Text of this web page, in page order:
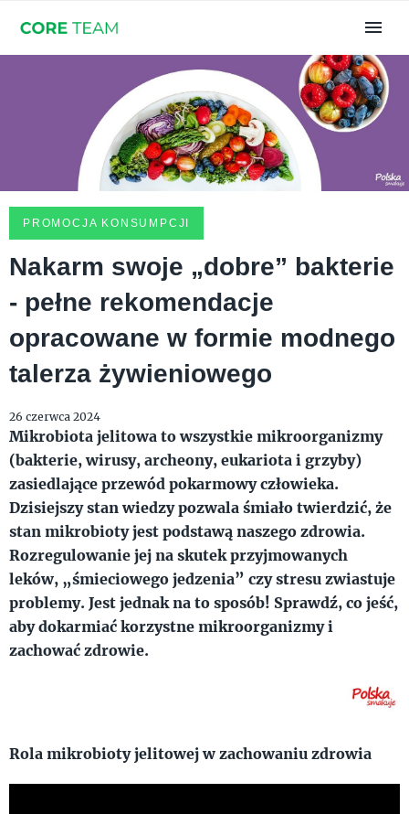
PROMOCJA KONSUMPCJI
Nakarm swoje „dobre” bakterie
- pełne rekomendacje
opracowane w formie modnego
talerza żywieniowego
26 czerwca 2024
Mikrobiota jelitowa to wszystkie mikroorganizmy
(bakterie, wirusy, archeony, eukariota i grzyby)
zasiedlające przewód pokarmowy człowieka.
Dzisiejszy stan wiedzy pozwala śmiało twierdzić, że
stan mikrobioty jest podstawą naszego zdrowia.
Rozregulowanie jej na skutek przyjmowanych
leków, „śmieciowego jedzenia” czy stresu zwiastuje
problemy. Jest jednak na to sposób! Sprawdź, co jeść,
aby dokarmiać korzystne mikroorganizmy i
zachować zdrowie.
Rola mikrobioty jelitowej w zachowaniu zdrowia